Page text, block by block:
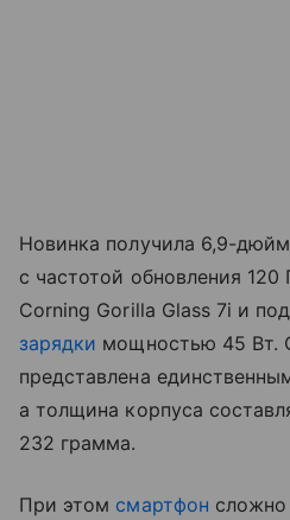
Новинка получила 6,9-
с частотой обновления 120
Corning Gorilla Glass 7i и
зарядки мощностью 45 Вт.
представлена
а толщина корпуса
232 грамма.
При этом смартфон сложно